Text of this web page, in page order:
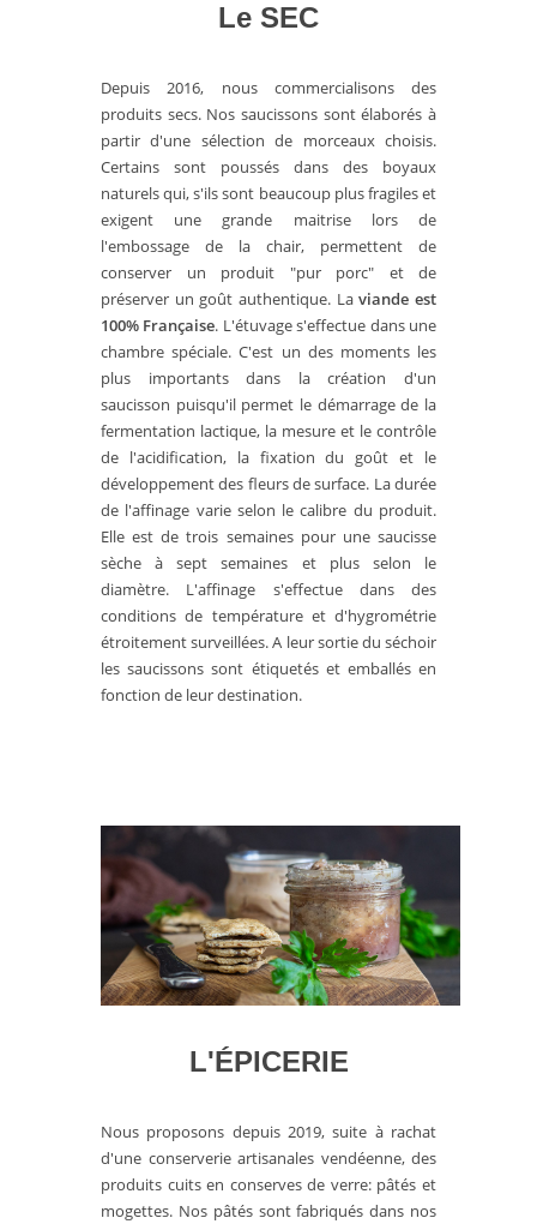
Le SEC
Depuis 2016, nous commercialisons des
produits secs. Nos saucissons sont élaborés à
partir d'une sélection de morceaux choisis.
Certains sont poussés dans des boyaux
naturels qui, s'ils sont beaucoup plus fragiles et
exigent une grande maitrise lors de
l'embossage de la chair, permettent de
conserver un produit "pur porc" et de
préserver un goût authentique. Laviande est
100% Française. L'étuvage s'effectue dans une
chambre spéciale. C'est un des moments les
plus importants dans la création d'un
saucisson puisqu'il permet le démarrage de la
fermentation lactique, la mesure et le contrôle
de l'acidification, la fixation du goût et le
développement des fleurs de surface. La durée
de l'affinage varie selon le calibre du produit.
Elle est de trois semaines pour une saucisse
sèche à sept semaines et plus selon le
diamètre. L'affinage s'effectue dans des
conditions de température et d'hygrométrie
étroitement surveillées. A leur sortie du séchoir
les saucissons sont étiquetés et emballés en
fonction de leur destination.
L'ÉPICERIE
Nous proposons depuis 2019, suite à rachat
d'une conserverie artisanales vendéenne, des
produits cuits en conserves de verre: pâtés et
mogettes. Nos pâtés sont fabriqués dans nos